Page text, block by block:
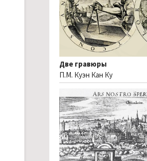
Две гравюры
П.М. Куэн Кан Ку